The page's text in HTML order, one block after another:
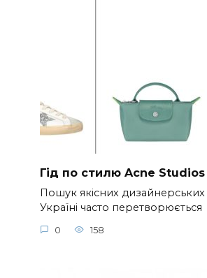
Гід по стилю Acne Studios
Пошук якісних
Україні часто перетворюється
0 158